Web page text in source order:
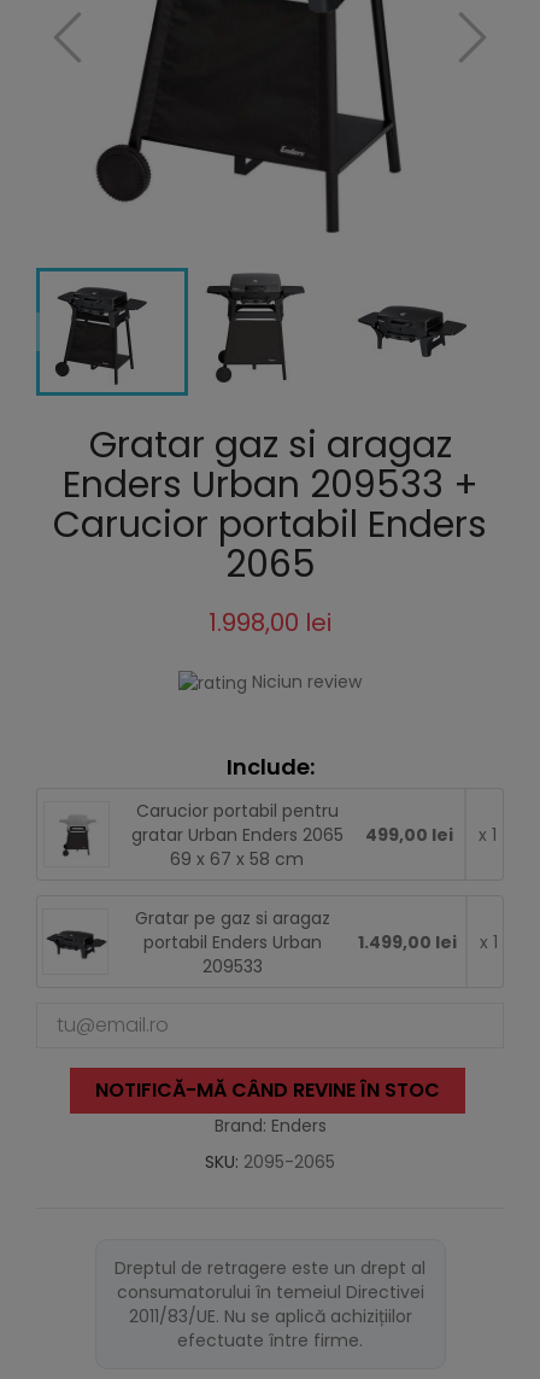
Gratar gaz si aragaz
Enders Urban 209533 +
Carucior portabil Enders
2065
1.998,00 lei
Niciun review
Include:
Carucior portabil pentru
gratar Urban Enders 2065
69 x 67 x 58 cm
499,00 lei x 1
Gratar pe gaz si aragaz
portabil Enders Urban
209533
1.499,00 lei x 1
NOTIFICĂ-MĂ CÂND REVINE ÎN STOC
Brand: Enders
SKU: 2095-2065
Dreptul de retragere este un drept al
consumatorului în temeiul Directivei
2011/83/UE. Nu se aplică achizițiilor
efectuate între firme.